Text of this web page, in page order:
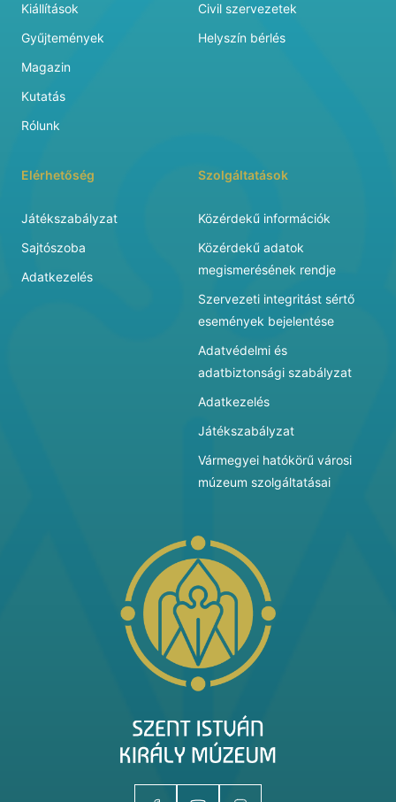
Kiállítások
Gyűjtemények
Magazin
Kutatás
Rólunk
Civil szervezetek
Helyszín bérlés
Elérhetőség
Játékszabályzat
Sajtószoba
Adatkezelés
Szolgáltatások
Közérdekű információk
Közérdekű adatok
megismerésének rendje
Szervezeti integritást sértő
események bejelentése
Adatvédelmi és
adatbiztonsági szabályzat
Adatkezelés
Játékszabályzat
Vármegyei hatókörű városi
múzeum szolgáltatásai